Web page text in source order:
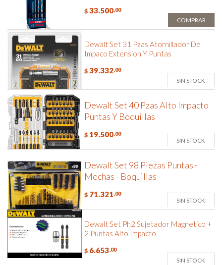
$ 33.500,00
COMPRAR
Dewalt Set 31 Pzas Atornillador De
Impaco Extension Y Puntas
$ 39.332,00
SIN STOCK
Dewalt Set 40 Pzas Alto Impacto
Puntas Y Boquillas
$ 19.500,00
SIN STOCK
Dewalt Set 98 Piezas Puntas -
Mechas - Boquillas
$ 71.321,00
SIN STOCK
Dewalt Set Ph2 Sujetador Magnetico +
2 Puntas Alto Impacto
$ 6.653,00
SIN STOCK